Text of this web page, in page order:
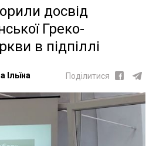
досвід
Греко-
в підпіллі
Ільїна Поділитися